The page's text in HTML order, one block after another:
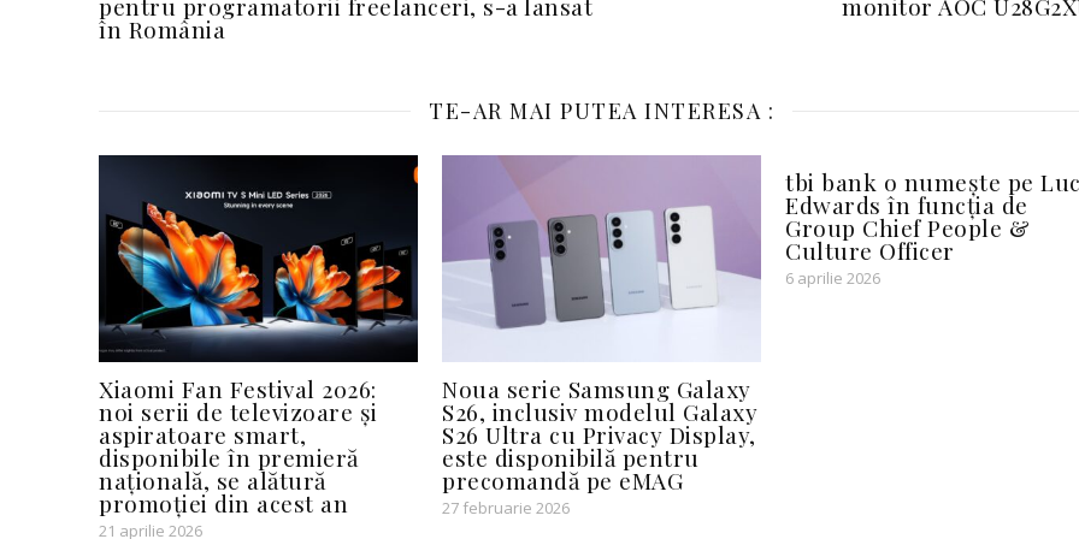
în România
TE-AR MAI PUTEA INTERESA :
Xiaomi Fan Festival 2026:
noi serii de televizoare și
aspiratoare smart,
disponibile în premieră
națională, se alătură
promoției din acest an
21 aprilie 2026
Noua serie Samsung Galaxy
S26, inclusiv modelul Galaxy
S26 Ultra cu Privacy Display,
este disponibilă pentru
precomandă pe eMAG
27 februarie 2026
tbi bank o numește pe
Edwards în funcția de
Group Chief People &
Culture Officer
6 aprilie 2026